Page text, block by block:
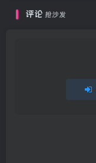
评论 抢沙发